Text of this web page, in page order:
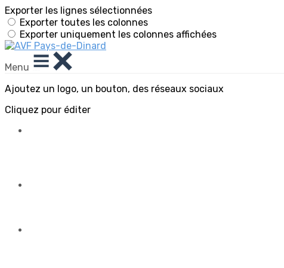
Exporter les lignes sélectionnées
Exporter toutes les colonnes
Exporter uniquement les colonnes affichées
Menu
Ajoutez un logo, un bouton, des réseaux sociaux
Cliquez pour éditer